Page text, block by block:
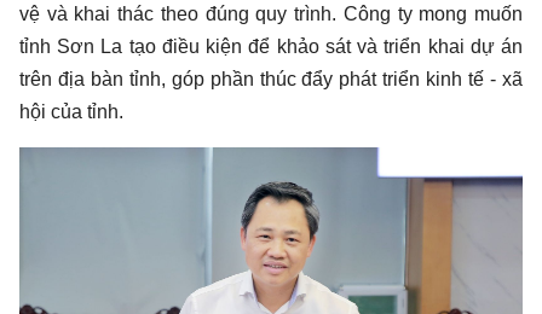
vệ và khai thác theo đúng quy trình. Công ty mong muốn
tỉnh Sơn La tạo điều kiện để khảo sát và triển khai dự án
trên địa bàn tỉnh, góp phần thúc đẩy phát triển kinh tế - xã
hội của tỉnh.